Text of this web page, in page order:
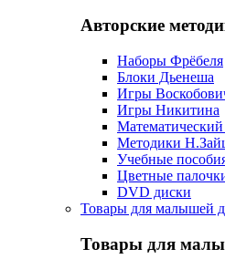
Авторские
Наборы Фрёбеля
Блоки Дьенеша
Игры
Игры Никитина
Методики
Учебные
Цветные
DVD диски
Товары для малышей
Товары для